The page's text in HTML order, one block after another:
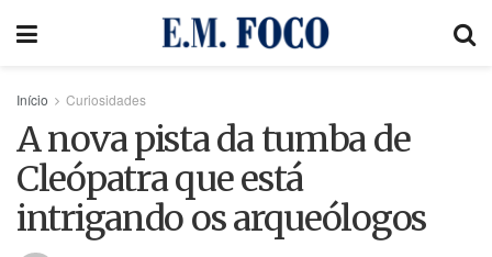
Início Curiosidades
A nova pista da tumba de
Cleópatra que está
intrigando os arqueólogos